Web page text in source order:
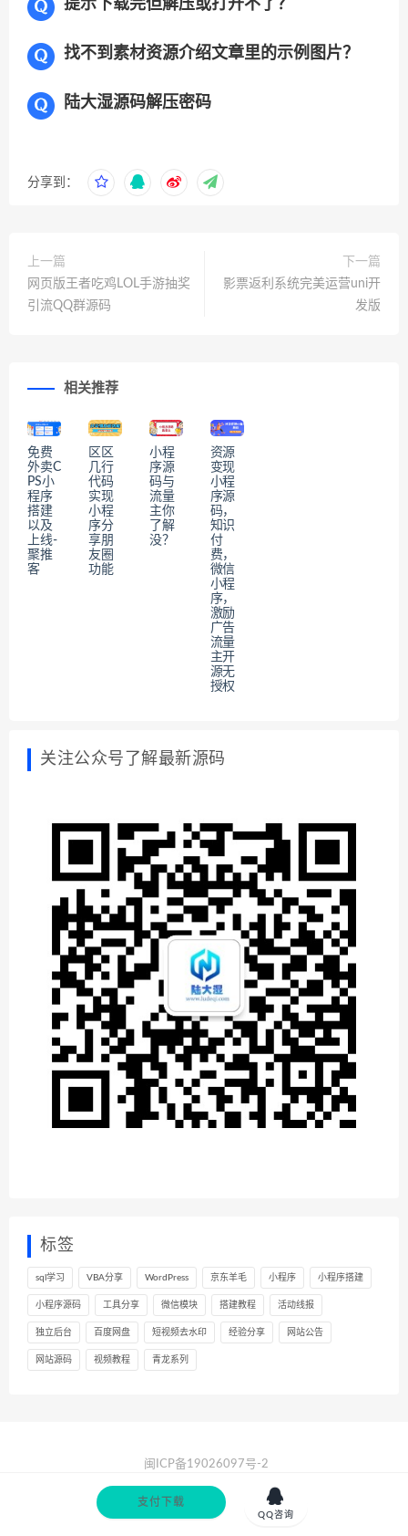
支付下载 
QQ咨询
提示下载完但解压或打开不了？
找不到素材资源介绍文章里的示例图片？
陆大湿源码解压密码
分享到：
上一篇
网页版王者吃鸡LOL手游抽奖
引流QQ群源码
下一篇
影票返利系统完美运营uni开
发版
相关推荐
免费
外卖C
PS小
程序
搭建
以及
上线-
聚推
客
区区
几行
代码
实现
小程
序分
享朋
友圈
功能
​小程
序源
码与
流量
主你
了解
没？
资源
变现
小程
序源
码，
知识
付
费，
微信
小程
序，
激励
广告
流量
主开
源无
授权
关注公众号了解最新源码
标签
sql学习 VBA分享 WordPress 京东羊毛 小程序 小程序搭建
小程序源码 工具分享 微信模块 搭建教程 活动线报
独立后台 百度网盘 短视频去水印 经验分享 网站公告
网站源码 视频教程 青龙系列
闽ICP备19026097号-2
XML| 站长导航